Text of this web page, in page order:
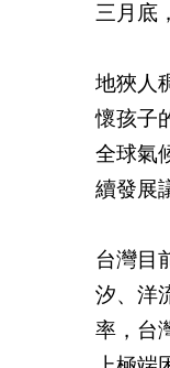
三月底
地狹人
懷孩子
全球氣
續發展
台灣目
汐、洋
率，台